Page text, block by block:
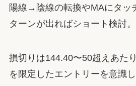
陽線→陰線の転換やMAにタッ
ターンが出ればショート検討。
損切りは144.40〜50超えあた
を限定したエントリーを意識し